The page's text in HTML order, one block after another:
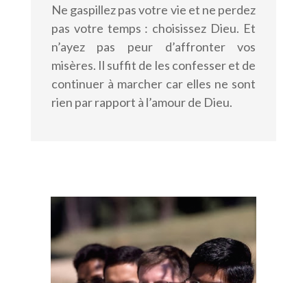
Ne gaspillez pas votre vie et ne perdez
pas votre temps : choisissez Dieu. Et
n’ayez pas peur d’affronter vos
misères. Il suffit de les confesser et de
continuer à marcher car elles ne sont
rien par rapport à l’amour de Dieu.